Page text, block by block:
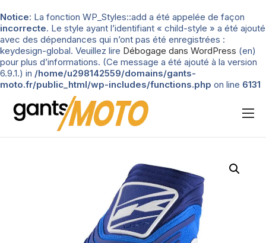
Notice: La fonction WP_Styles::add a été appelée de façon
incorrecte. Le style ayant l’identifiant « child-style » a été ajouté
avec des dépendances qui n’ont pas été enregistrées :
keydesign-global. Veuillez lire Débogage dans WordPress (en)
pour plus d’informations. (Ce message a été ajouté à la version
6.9.1.) in /home/u298142559/domains/gants-
moto.fr/public_html/wp-includes/functions.php on line 6131
Nos tests